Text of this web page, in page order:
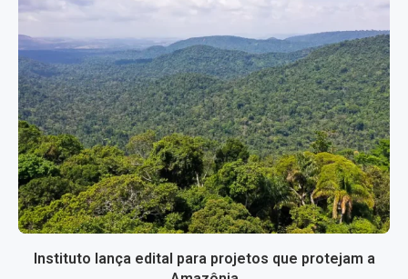
Instituto lança edital para projetos que protejam a